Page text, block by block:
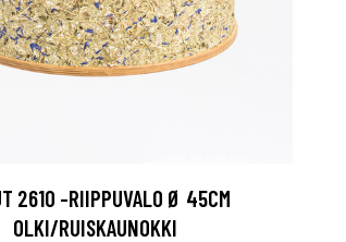
2610 -RIIPPUVALO Ø 45CM
OLKI/RUISKAUNOKKI